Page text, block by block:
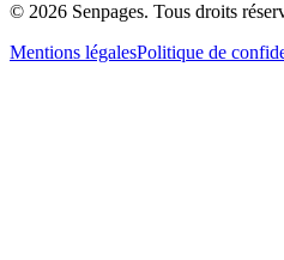
© 2026 Senpages. Tous droits
Mentions légalesPolitique de